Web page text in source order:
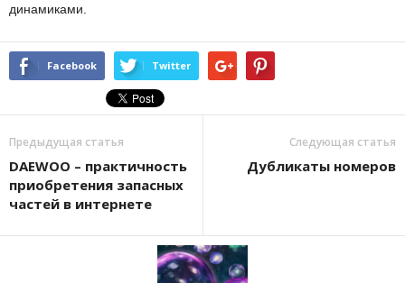
динамиками.
Facebook Twitter
Предыдущая статья
DAEWOO – практичность
приобретения запасных
частей в интернете
Следующая статья
Дубликаты номеров